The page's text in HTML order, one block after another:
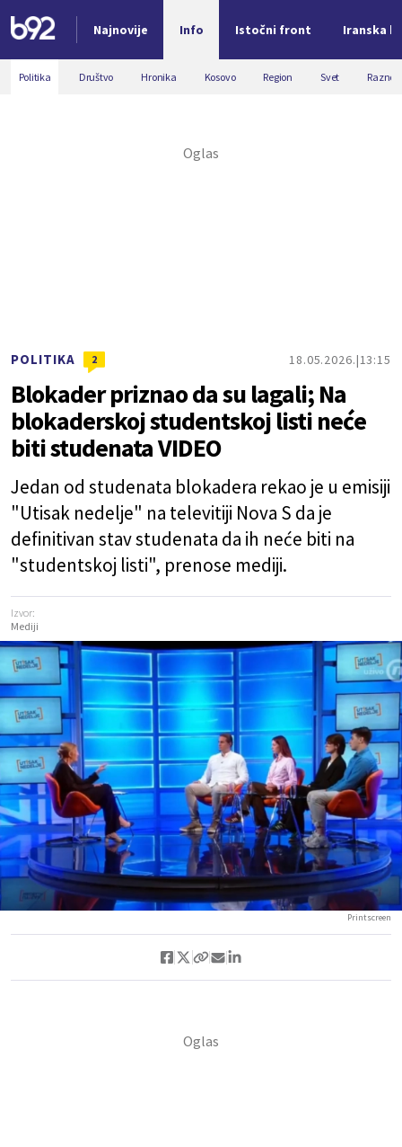
Najnovije Info Istočni front Iranska
Nova vest
Politika Društvo Hronika Kosovo Region Svet Razno
POLITIKA 2 18.05.2026. 13:15
Blokader priznao da su lagali; Na
blokaderskoj studentskoj listi neće
biti studenata VIDEO
Jedan od studenata blokadera rekao je u emisiji
"Utisak nedelje" na televitiji Nova S da je
definitivan stav studenata da ih neće biti na
"studentskoj listi", prenose mediji.
Izvor:
Mediji
Printscreen